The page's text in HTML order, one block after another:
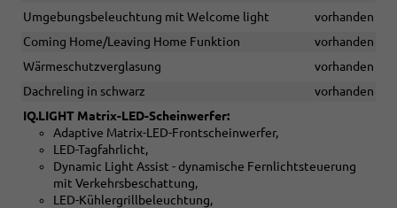
Umgebungsbeleuchtung mit Welcome light
vorhanden
Coming Home/Leaving Home Funktion
vorhanden
Wärmeschutzverglasung
vorhanden
Dachreling in schwarz
vorhanden
IQ.LIGHT Matrix-LED-Scheinwerfer:
Adaptive Matrix-LED-Frontscheinwerfer,
LED-Tagfahrlicht,
Dynamic Light Assist - dynamische Fernlichtsteuerung
mit Verkehrsbeschattung,
LED-Kühlergrillbeleuchtung,